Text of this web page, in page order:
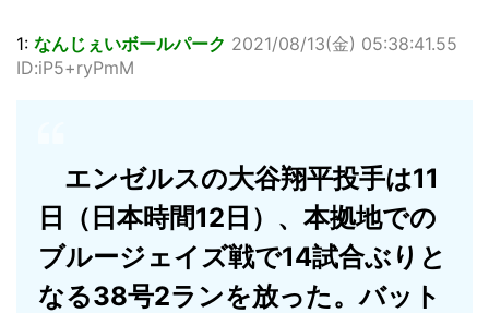
1: なんじぇいボールパーク 2021/08/13(金) 05:38:41.55
ID:iP5+ryPmM
エンゼルスの大谷翔平投手は11
日（日本時間12日）、本拠地での
ブルージェイズ戦で14試合ぶりと
なる38号2ランを放った。バット